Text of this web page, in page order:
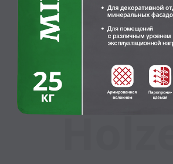
Holzer